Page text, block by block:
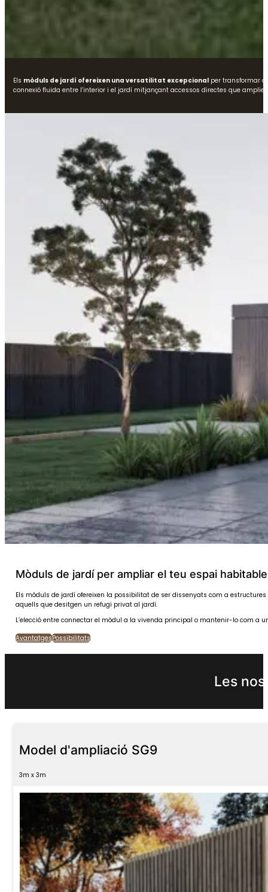
Els mòduls de jardí ofereixen una versatilitat excepcionalper transformar
connexió fluida entre l’interior i el jardí mitjançant accessos directes que
Mòduls de jardí per ampliar el teu espai habitable
Els mòduls de jardí ofereixen la possibilitat de ser dissenyats com a
aquells que desitgen un refugi privat al jardí.
L’elecció entre connectar el mòdul a la vivenda principal o mantenir-lo com a
AvantatgesPossibilitats
Les
Model d'ampliació SG9
3m x 3m